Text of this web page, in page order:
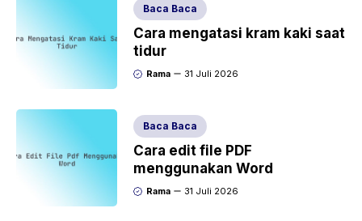
Baca Baca
Cara mengatasi kram kaki saat
tidur
Rama 31 Juli 2026
Baca Baca
Cara edit file PDF
menggunakan Word
Rama 31 Juli 2026